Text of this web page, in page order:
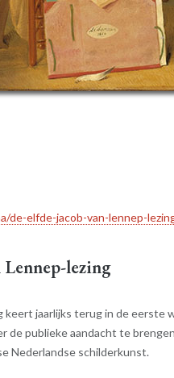
de-elfde-jacob-van-lennep-
Lennep-lezing
keert jaarlijks terug in de
de publieke aandacht te
Nederlandse schilderkunst.